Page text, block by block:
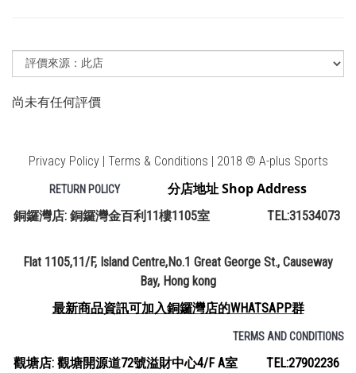
尚未有任何評價
Privacy Policy | Terms & Conditions | 2018 © A-plus Sports
RETURN POLICY 分店地址 Shop Address
銅鑼灣店: 銅鑼灣金百利11樓1105室 TEL:31534073
Flat 1105,11/F, Island Centre,No.1 Great George St., Causeway
Bay, Hong kong
最新商品資訊可加入銅鑼灣店的WHATSAPP群
TERMS AND CONDITIONS
觀塘店: 觀塘開源道72號溢財中心4/F A室 TEL:27902236